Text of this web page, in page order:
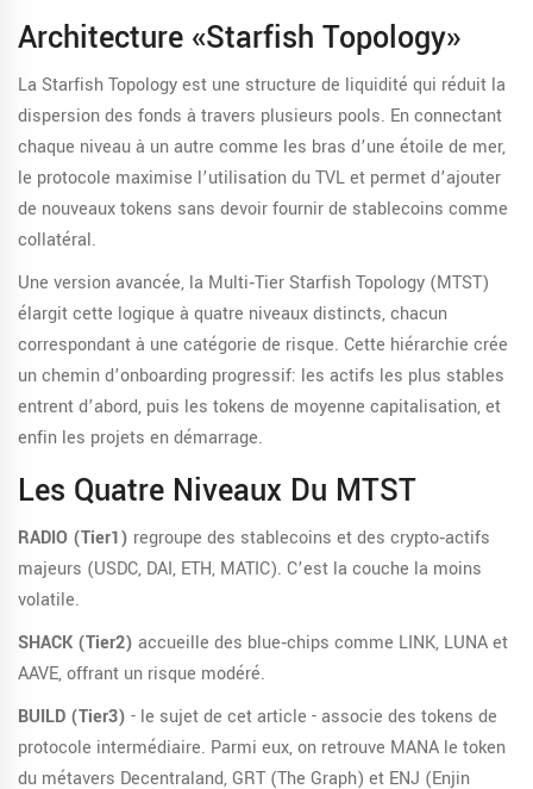
Architecture «Starfish Topology»
La Starfish Topologyest une structure de liquidité qui réduit la
dispersion des fonds à travers plusieurs pools. En connectant
chaque niveau à un autre comme les bras d’une étoile de mer,
le protocole maximise l’utilisation du TVL et permet d’ajouter
de nouveaux tokens sans devoir fournir de stablecoins comme
collatéral.
Une version avancée, la Multi‑Tier Starfish Topology (MTST)
élargit cette logique à quatre niveaux distincts, chacun
correspondant à une catégorie de risque. Cette hiérarchie crée
un chemin d’onboarding progressif: les actifs les plus stables
entrent d’abord, puis les tokens de moyenne capitalisation, et
enfin les projets en démarrage.
Les Quatre Niveaux Du MTST
RADIO (Tier1) regroupe des stablecoins et des crypto‑actifs
majeurs (USDC, DAI, ETH, MATIC). C’est la couche la moins
volatile.
SHACK (Tier2) accueille des blue‑chips comme LINK, LUNA et
AAVE, offrant un risque modéré.
BUILD (Tier3) - le sujet de cet article - associe des tokens de
protocole intermédiaire. Parmi eux, on retrouve MANA le token
du métavers Decentraland, GRT (The Graph) et ENJ (Enjin